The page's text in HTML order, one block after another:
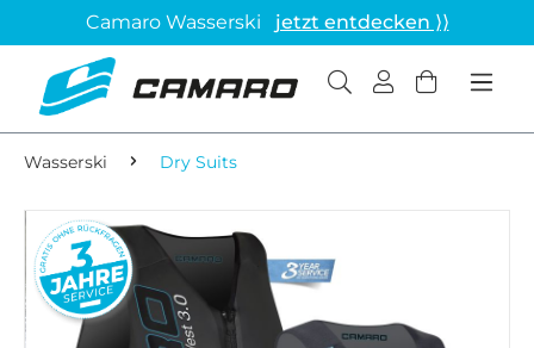
Camaro Wasserski jetzt entdecken ⟩⟩
Wasserski Dry Suits